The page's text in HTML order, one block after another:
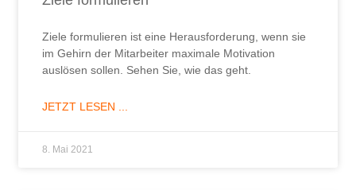
Ziele formulieren ist eine Herausforderung, wenn sie
im Gehirn der Mitarbeiter maximale Motivation
auslösen sollen. Sehen Sie, wie das geht.
JETZT LESEN ...
8. Mai 2021